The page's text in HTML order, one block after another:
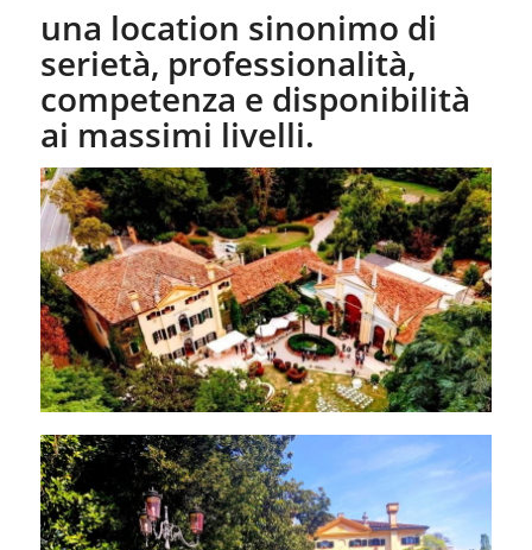
una location sinonimo di
serietà, professionalità,
competenza e disponibilità
ai massimi livelli.